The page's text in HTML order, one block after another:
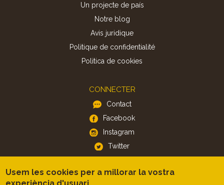
Un projecte de país
Notre blog
Avis juridique
Politique de confidentialité
Politica de cookies
CONNECTER
Contact
Facebook
Instagram
Twitter
APP
Usem les cookies per a millorar la vostra